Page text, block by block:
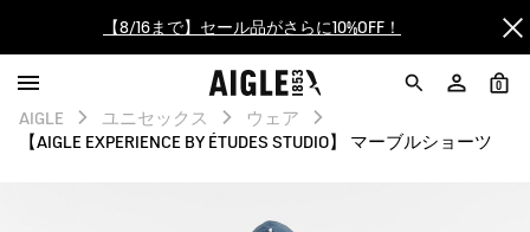
ログイン/会員登録で送料＆返品無料
AIGLE CLUB ポイントサービス終了のお知らせ
0
AIGLE ユニセックス
ウェア
【AIGLE EXPERIENCE BY ÉTUDES STUDIO】 マーブルショーツ